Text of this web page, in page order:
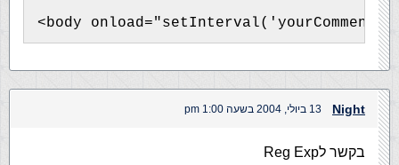
<body
Night 13 ביולי, 2004 בשעה 1:00 pm
בקשר לReg Exp